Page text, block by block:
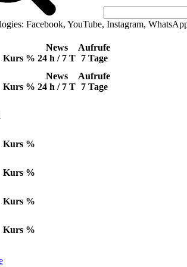
Facebook, YouTube, Instagram,
Kurs %
News
24 h / 7 T
Aufrufe
7 Tage
Kurs %
News
24 h / 7 T
Aufrufe
7 Tage
Kurs %
Kurs %
Kurs %
Kurs %